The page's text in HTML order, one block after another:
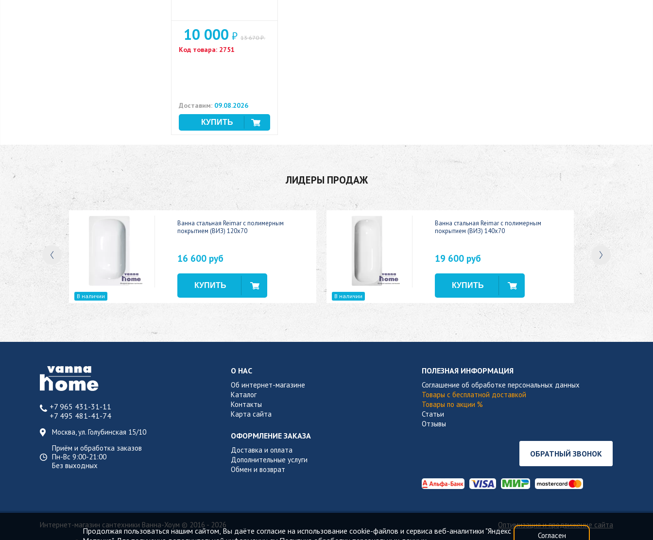
10 000 ₽ 13 670 ₽.
Код товара: 2751
Доставим: 09.08.2026
ЛИДЕРЫ ПРОДАЖ
150x70
В наличии
Ванна стальная Reimar с полимерным
покрытием (ВИЗ) 120x70
16 600 руб
В наличии
Ванна стальная Reimar с полимерным
покрытием (ВИЗ) 140x70
19 600 руб
+7 965 431-31-11
+7 495 481-41-74
Москва, ул. Голубинская 15/10
Приём и обработка заказов
Пн-Вс 9:00-21:00
Без выходных
О НАС
Об интернет-магазине
Каталог
Контакты
Карта сайта
ОФОРМЛЕНИЕ ЗАКАЗА
Доставка и оплата
Дополнительные услуги
Обмен и возврат
ПОЛЕЗНАЯ ИНФОРМАЦИЯ
Соглашение об обработке персональных данных
Товары с бесплатной доставкой
Товары по акции %
Статьи
Отзывы
ОБРАТНЫЙ ЗВОНОК
Интернет-магазин сантехники Ванна-Хоум © 2016 - 2026 Оптимизация и продвижение сайта
Продолжая пользоваться нашим сайтом, Вы даёте согласие на использование cookie-файлов и сервиса веб-аналитики "Яндекс
Согласен